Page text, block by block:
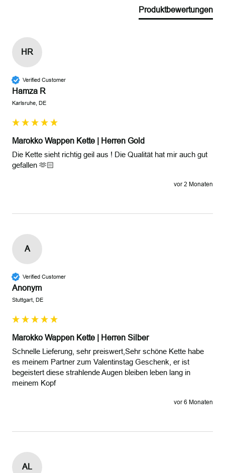
Produktbewertungen
HR
Verified Customer
Hamza R
Karlsruhe, DE
Marokko Wappen Kette | Herren Gold
Die Kette sieht richtig geil aus ! Die Qualität hat mir auch gut
gefallen 🫶🏻
vor 2 Monaten
A
Verified Customer
Anonym
Stuttgart, DE
Marokko Wappen Kette | Herren Silber
Schnelle Lieferung, sehr preiswert,Sehr schöne Kette habe
es meinem Partner zum Valentinstag Geschenk, er ist
begeistert diese strahlende Augen bleiben leben lang in
meinem Kopf
vor 6 Monaten
AL